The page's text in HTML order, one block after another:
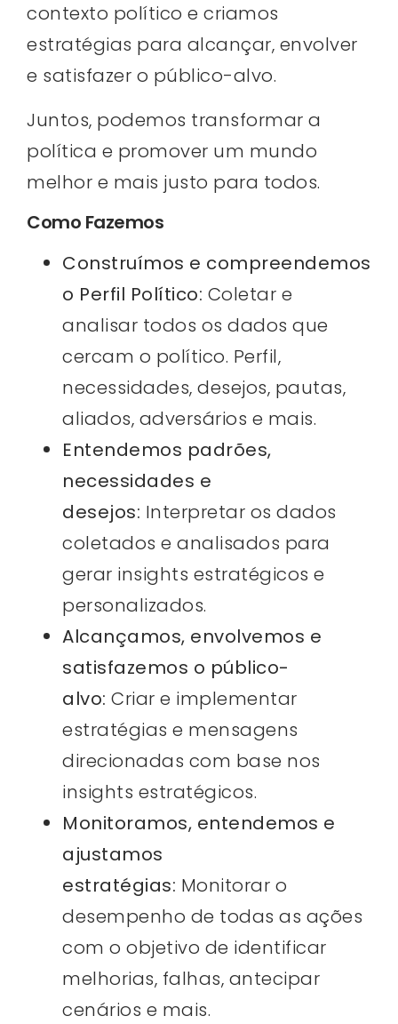
contexto político e criamos
estratégias para alcançar, envolver
e satisfazer o público-alvo.
Juntos, podemos transformar a
política e promover um mundo
melhor e mais justo para todos.
Como Fazemos
Construímos e compreendemos
o Perfil Político: Coletar e
analisar todos os dados que
cercam o político. Perfil,
necessidades, desejos, pautas,
aliados, adversários e mais.
Entendemos padrões,
necessidades e
desejos: Interpretar os dados
coletados e analisados para
gerar insights estratégicos e
personalizados.
Alcançamos, envolvemos e
satisfazemos o público-
alvo: Criar e implementar
estratégias e mensagens
direcionadas com base nos
insights estratégicos.
Monitoramos, entendemos e
ajustamos
estratégias: Monitorar o
desempenho de todas as ações
com o objetivo de identificar
melhorias, falhas, antecipar
cenários e mais.